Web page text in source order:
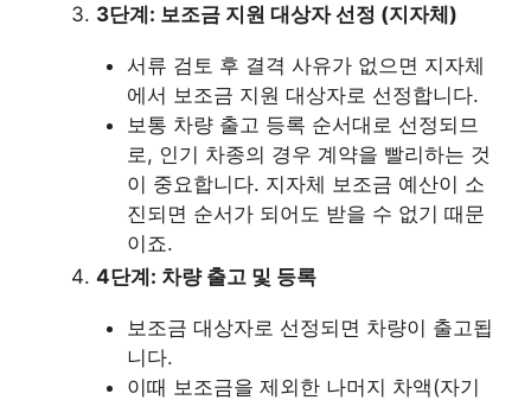
3단계: 보조금 지원 대상자 선정 (지자체)
서류 검토 후 결격 사유가 없으면 지자체
에서 보조금 지원 대상자로 선정합니다.
보통 차량 출고 등록 순서대로 선정되므
로, 인기 차종의 경우 계약을 빨리하는 것
이 중요합니다. 지자체 보조금 예산이 소
진되면 순서가 되어도 받을 수 없기 때문
이죠.
4단계: 차량 출고 및 등록
보조금 대상자로 선정되면 차량이 출고됩
니다.
이때 보조금을 제외한 나머지 차액(자기